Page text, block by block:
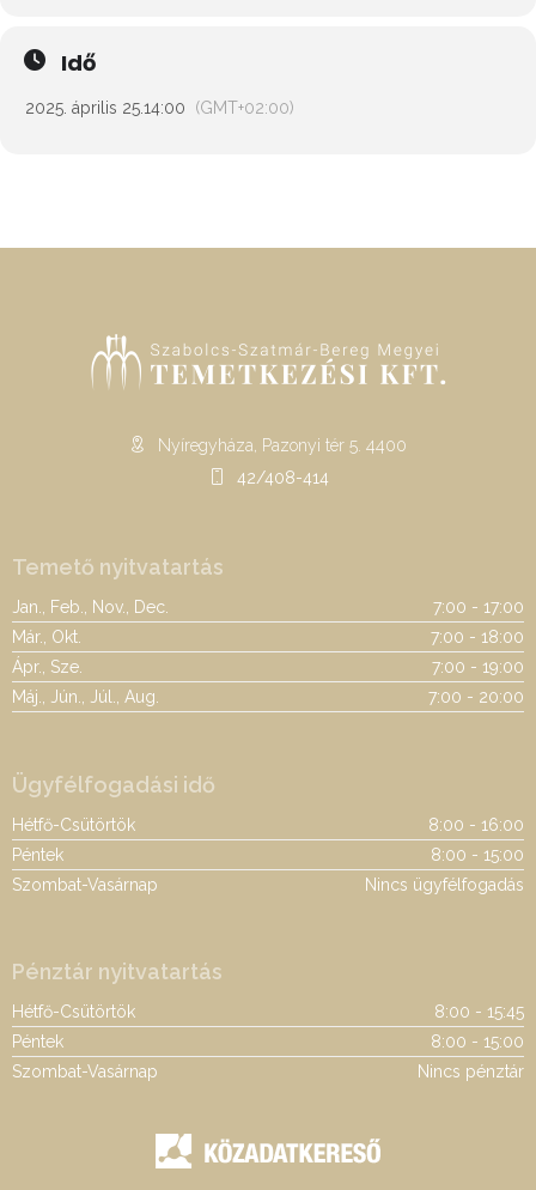
Idő
2025. április 25.14:00 (GMT+02:00)
Nyíregyháza, Pazonyi tér 5. 4400
42/408-414
Temető nyitvatartás
Jan., Feb., Nov., Dec.
7:00 - 17:00
Már., Okt.
7:00 - 18:00
Ápr., Sze.
7:00 - 19:00
Máj., Jún., Júl., Aug.
7:00 - 20:00
Ügyfélfogadási idő
Hétfő-Csütörtök
8:00 - 16:00
Péntek
8:00 - 15:00
Szombat-Vasárnap
Nincs ügyfélfogadás
Pénztár nyitvatartás
Hétfő-Csütörtök
8:00 - 15:45
Péntek
8:00 - 15:00
Szombat-Vasárnap
Nincs pénztár